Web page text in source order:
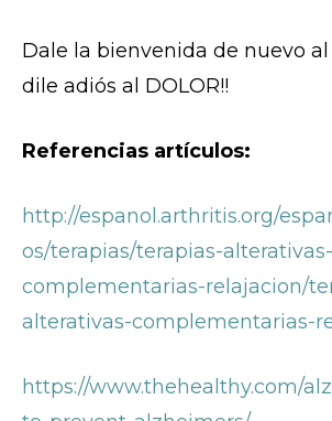
Dale la bienvenida de nuevo al
dile adiós al DOLOR!!
Referencias artículos:
http://espanol.arthritis.org/
os/terapias/terapias-alterativas-
complementarias-relajacion/
alterativas-complementarias-
https://www.thehealthy.com/